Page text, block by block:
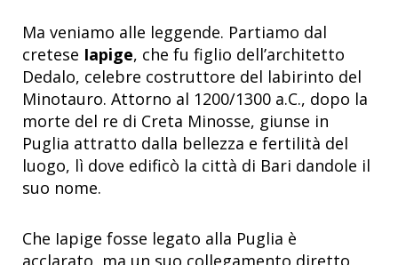
Ma veniamo alle leggende. Partiamo dal
cretese Iapige, che fu figlio dell’architetto
Dedalo, celebre costruttore del labirinto del
Minotauro. Attorno al 1200/1300 a.C., dopo la
morte del re di Creta Minosse, giunse in
Puglia attratto dalla bellezza e fertilità del
luogo, lì dove edificò la città di Bari dandole il
suo nome.
Che Iapige fosse legato alla Puglia è
acclarato, ma un suo collegamento diretto